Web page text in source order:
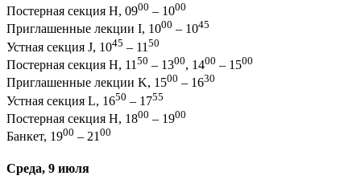
Постерная секция H, 0900 – 1000
Приглашенные лекции I, 1000 – 1045
Устная секция J, 1045 – 11 50
Постерная секция H, 11 50 – 1300, 1400 – 1500
Приглашенные лекции K, 1500 – 1630
Устная секция L, 1650 – 1755
Постерная секция H, 1800 – 1900
Банкет, 1900 – 2100
Среда, 9 июля